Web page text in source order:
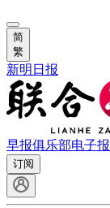
简
繁
新明日报
早报俱乐部电子报
订阅